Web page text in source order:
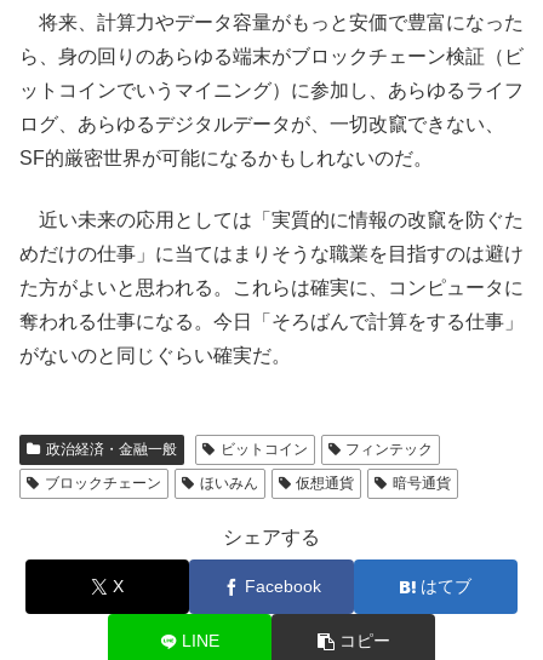
将来、計算力やデータ容量がもっと安価で豊富になった
ら、身の回りのあらゆる端末がブロックチェーン検証（ビ
ットコインでいうマイニング）に参加し、あらゆるライフ
ログ、あらゆるデジタルデータが、一切改竄できない、
SF的厳密世界が可能になるかもしれないのだ。
近い未来の応用としては「実質的に情報の改竄を防ぐた
めだけの仕事」に当てはまりそうな職業を目指すのは避け
た方がよいと思われる。これらは確実に、コンピュータに
奪われる仕事になる。今日「そろばんで計算をする仕事」
がないのと同じぐらい確実だ。
政治経済・金融一般 ビットコイン
フィンテック
ブロックチェーン
ほいみん 仮想通貨 暗号通貨
シェアする
X Facebook はてブ
LINE コピー